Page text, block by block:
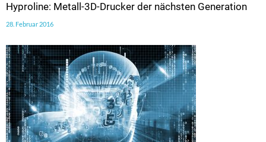
Hyproline: Metall-3D-Drucker der nächsten Generation
28. Februar 2016